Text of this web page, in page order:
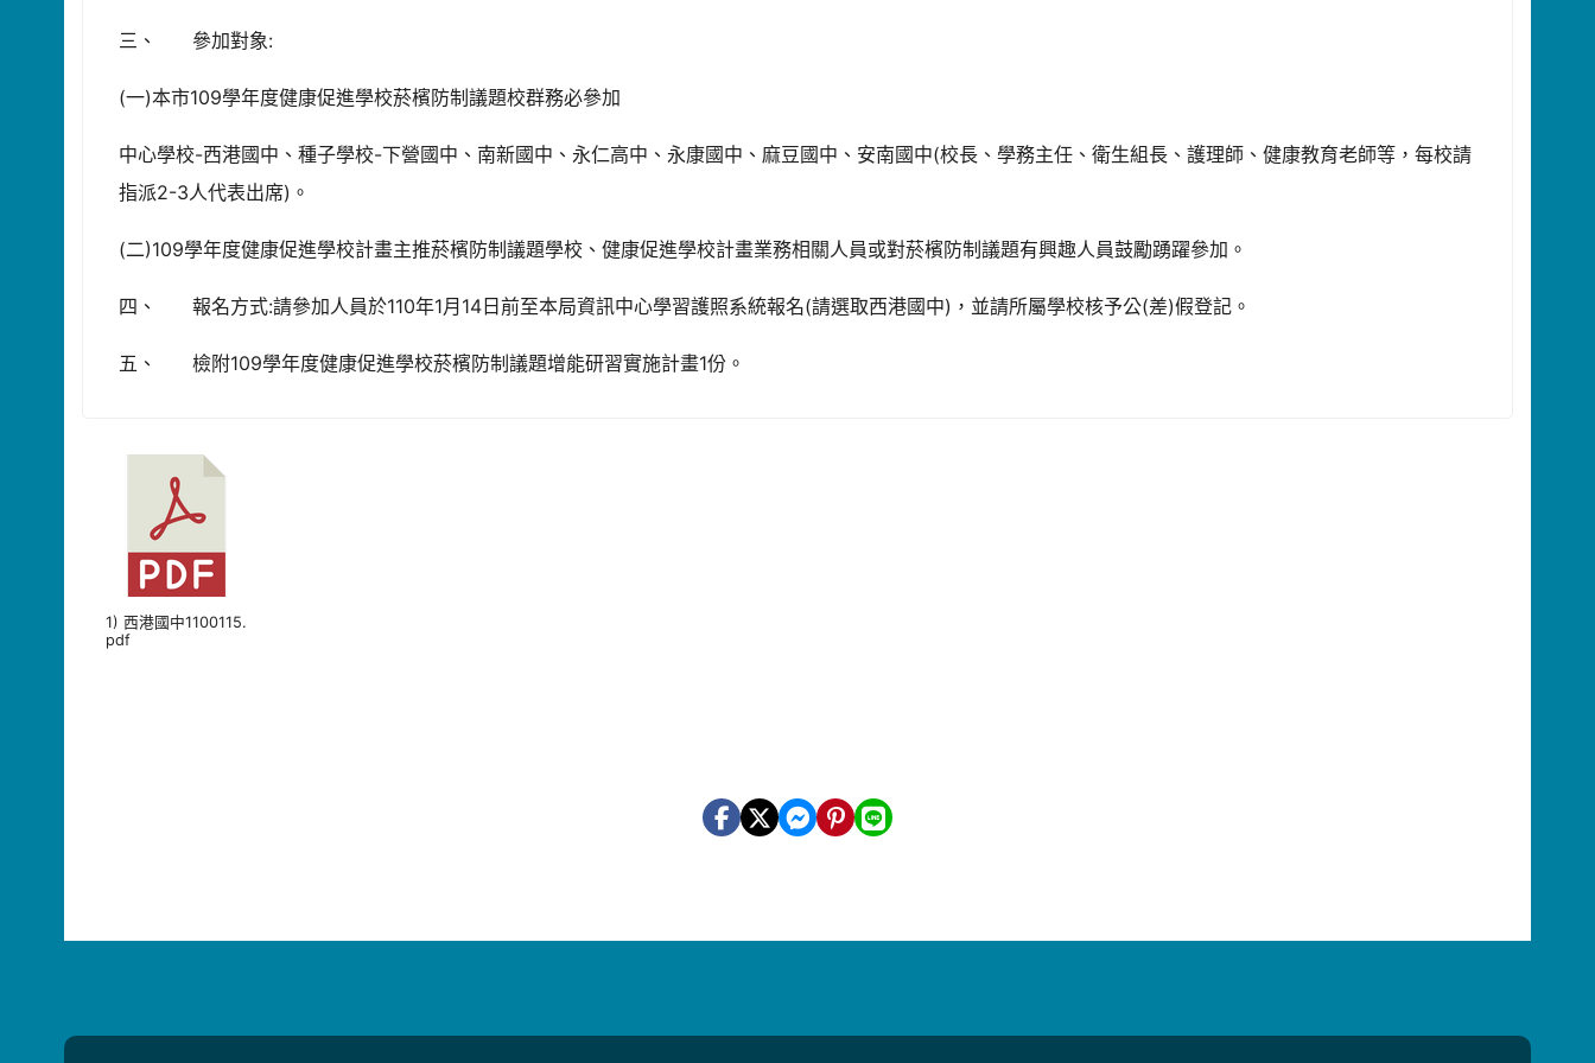
三、 參加對象:
(一)本市109學年度健康促進學校菸檳防制議題校群務必參加
中心學校-西港國中、種子學校-下營國中、南新國中、永仁高中、永康國中、麻豆國中、安南國中(校長、學務主任、衛生組長、護理師、健康教育老師等，每校請
指派2-3人代表出席)。
(二)109學年度健康促進學校計畫主推菸檳防制議題學校、健康促進學校計畫業務相關人員或對菸檳防制議題有興趣人員鼓勵踴躍參加。
四、 報名方式:請參加人員於110年1月14日前至本局資訊中心學習護照系統報名(請選取西港國中)，並請所屬學校核予公(差)假登記。
五、 檢附109學年度健康促進學校菸檳防制議題增能研習實施計畫1份。
1) 西港國中1100115.
pdf